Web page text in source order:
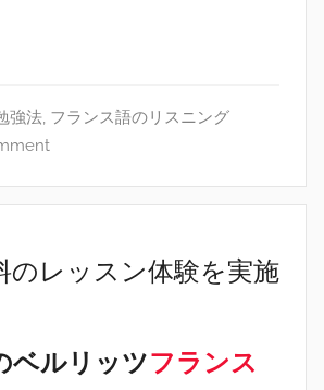
強法, フランス語のリスニング
のレッスン体験を実施
ベルリッツフランス